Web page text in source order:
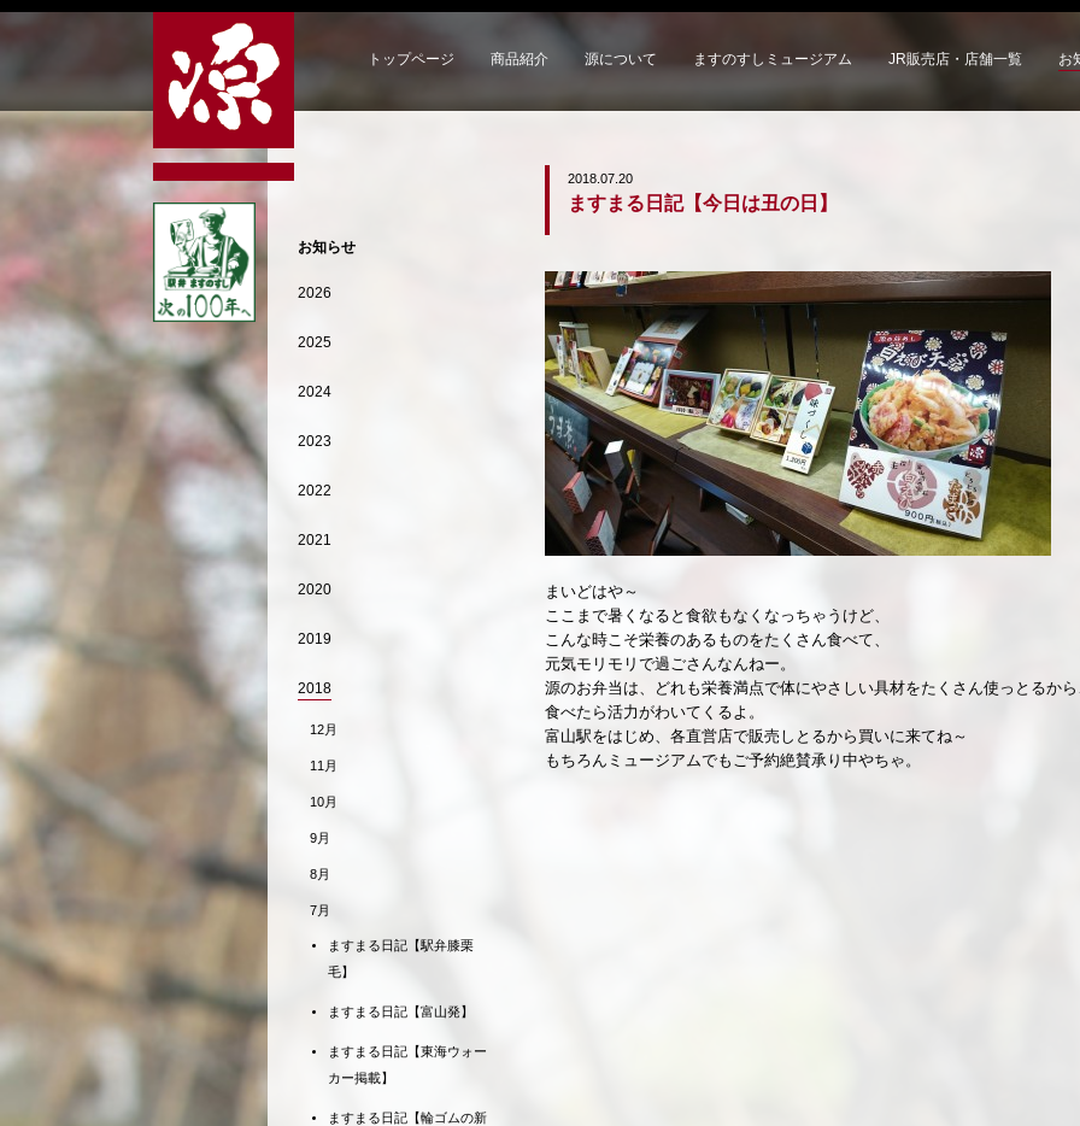
トップページ 商品紹介 源について ますのすしミュージアム JR販売店・店舗一覧 お
2018.07.20
ますまる日記【今日は丑の日】
まいどはや～
ここまで暑くなると食欲もなくなっちゃうけど、
こんな時こそ栄養のあるものをたくさん食べて、
元気モリモリで過ごさんなんねー。
源のお弁当は、どれも栄養満点で体にやさしい具材をたくさん使っとるか
食べたら活力がわいてくるよ。
富山駅をはじめ、各直営店で販売しとるから買いに来てね～
もちろんミュージアムでもご予約絶賛承り中やちゃ。
お知らせ
2026
2025
2024
2023
2022
2021
2020
2019
2018
12月
11月
10月
9月
8月
7月
ますまる日記【駅弁膝栗
毛】
ますまる日記【富山発】
ますまる日記【東海ウォー
カー掲載】
ますまる日記【輪ゴムの新